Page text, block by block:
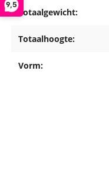
9,5
Totaalgewicht:
Totaalhoogte:
Vorm: